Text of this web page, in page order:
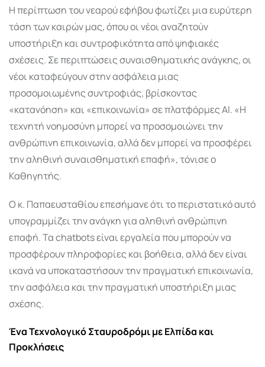
Η περίπτωση του νεαρού εφήβου φωτίζει μια ευρύτερη
τάση των καιρών μας, όπου οι νέοι αναζητούν
υποστήριξη και συντροφικότητα από ψηφιακές
σχέσεις. Σε περιπτώσεις συναισθηματικής ανάγκης, οι
νέοι καταφεύγουν στην ασφάλεια μιας
προσομοιωμένης συντροφιάς, βρίσκοντας
«κατανόηση» και «επικοινωνία» σε πλατφόρμες AI. «Η
τεχνητή νοημοσύνη μπορεί να προσομοιώνει την
ανθρώπινη επικοινωνία, αλλά δεν μπορεί να προσφέρει
την αληθινή συναισθηματική επαφή», τόνισε ο
Καθηγητής.
Ο κ. Παπαευσταθίου επεσήμανε ότι το περιστατικό αυτό
υπογραμμίζει την ανάγκη για αληθινή ανθρώπινη
επαφή. Τα chatbots είναι εργαλεία που μπορούν να
προσφέρουν πληροφορίες και βοήθεια, αλλά δεν είναι
ικανά να υποκαταστήσουν την πραγματική επικοινωνία,
την ασφάλεια και την πραγματική υποστήριξη μιας
σχέσης.
Ένα Τεχνολογικό Σταυροδρόμι με Ελπίδα και
Προκλήσεις